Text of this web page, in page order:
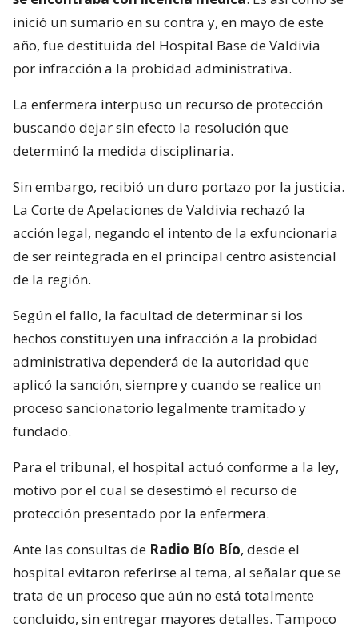
inició un sumario en su contra y, en mayo de este
año, fue destituida del Hospital Base de Valdivia
por infracción a la probidad administrativa.
La enfermera interpuso un recurso de protección
buscando dejar sin efecto la resolución que
determinó la medida disciplinaria.
Sin embargo, recibió un duro portazo por la justicia.
La Corte de Apelaciones de Valdivia rechazó la
acción legal, negando el intento de la exfuncionaria
de ser reintegrada en el principal centro asistencial
de la región.
Según el fallo, la facultad de determinar si los
hechos constituyen una infracción a la probidad
administrativa dependerá de la autoridad que
aplicó la sanción, siempre y cuando se realice un
proceso sancionatorio legalmente tramitado y
fundado.
Para el tribunal, el hospital actuó conforme a la ley,
motivo por el cual se desestimó el recurso de
protección presentado por la enfermera.
Ante las consultas de Radio Bío Bío, desde el
hospital evitaron referirse al tema, al señalar que se
trata de un proceso que aún no está totalmente
concluido, sin entregar mayores detalles. Tampoco